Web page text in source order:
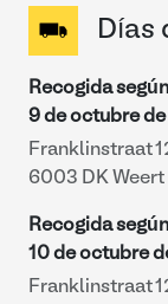
Días
Recogida
9 de octubre
Franklinstraat
6003 DK Weert
Recogida
10 de octubre
Franklinstraat